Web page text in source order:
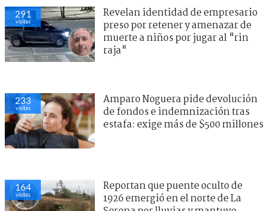
291
visitas
Revelan identidad de empresario
preso por retener y amenazar de
muerte a niños por jugar al "rin
raja"
233
visitas
Amparo Noguera pide devolución
de fondos e indemnización tras
estafa: exige más de $500 millones
164
visitas
Reportan que puente oculto de
1926 emergió en el norte de La